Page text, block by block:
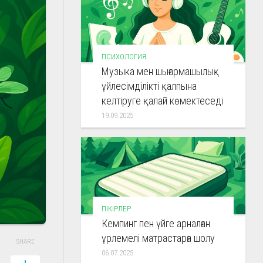
SHARE
ПСИХОЛОГИЯ
Музыка мен шығармашылық
үйлесімділікті қалпына
келтіруге қалай көмектеседі
19.09.2025
ПІКІРЛЕР
Кемпинг пен үйге арналған
үрлемелі матрастарға шолу
06.07.2025